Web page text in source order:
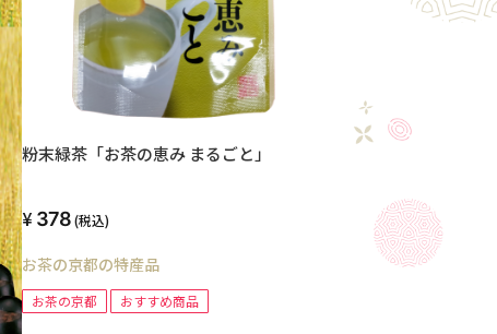
粉末緑茶「お茶の恵み まるごと」
378(税込)
お茶の京都の特産品
お茶の京都 おすすめ商品